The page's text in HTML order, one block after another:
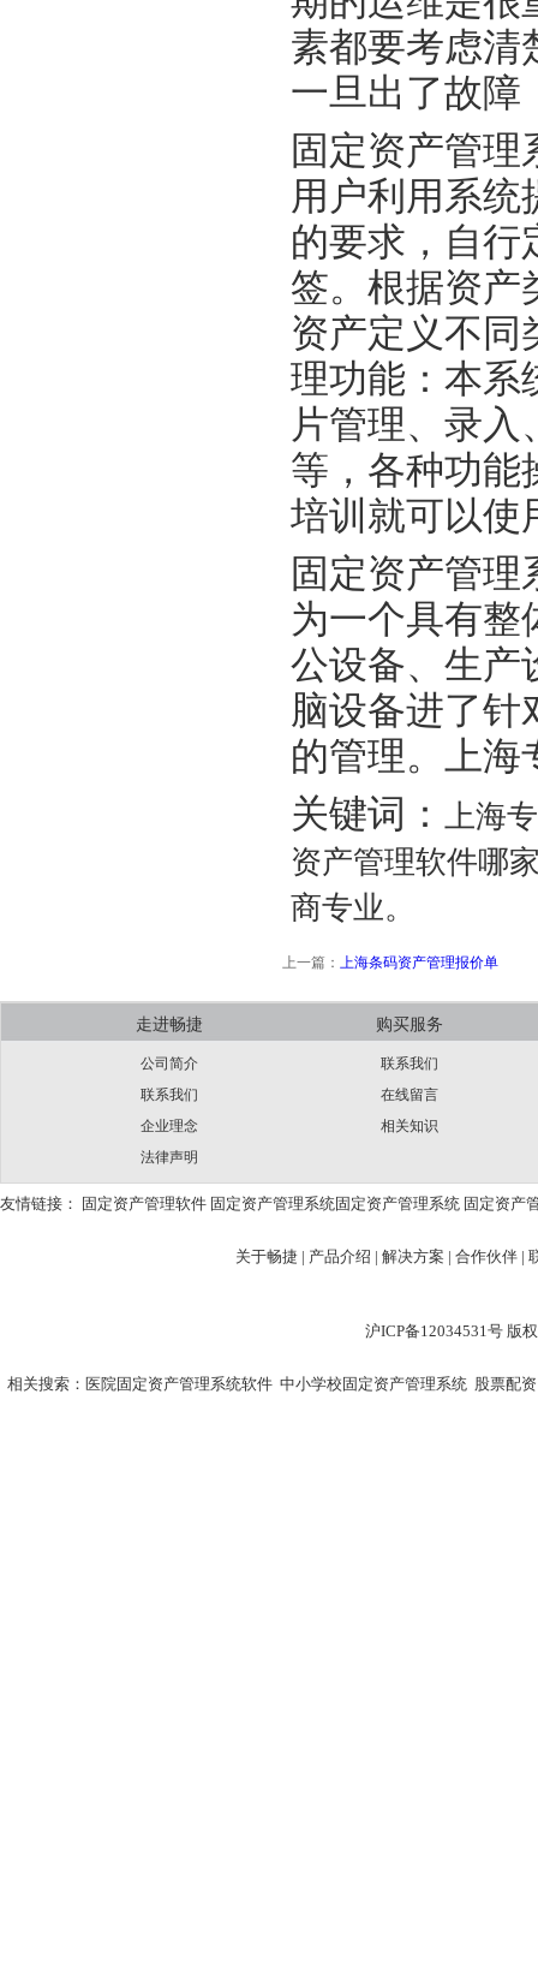
素都要考虑清
一旦出了故障
固定资产管
用户利用系统
的要求，自行
签。根据资产
资产定义不同
理功能：本系
片管理、录入
等，各种功能
培训就可以使
固定资产管
为一个具有整
公设备、生产
脑设备进了针
的管理。上海
关键词： 上海
资产管理软件哪
商专业。
上一篇： 上海条码资产管理报价单
走进畅捷
公司简介
联系我们
企业理念
法律声明
购买服务
联系我们
在线留言
相关知识
友情链接： 固定资产管理软件 固定资产管理系统固定资产管理系统 固定资产
关于畅捷 | 产品介绍 | 解决方案 | 合作伙伴 |
沪ICP备12034531号 版
相关搜索： 医院固定资产管理系统软件 中小学校固定资产管理系统 股票配资